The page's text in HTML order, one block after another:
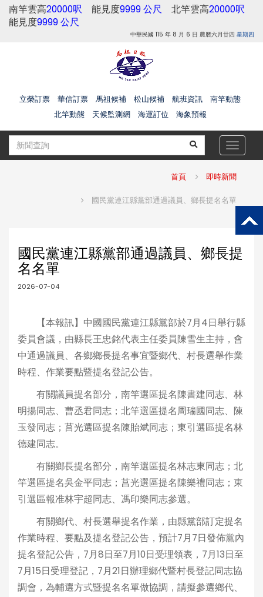
南竿雲高20000呎 能見度9999 公尺 北竿雲高20000呎
能見度9999 公尺
中華民國 115 年 8 月 6 日 農曆六月廿四 星期四
立榮訂票 華信訂票 馬祖候補 松山候補 航班資訊
南竿動態
北竿動態
天候監測網 海運訂位 海象預報
Toggle
首頁 即時新聞
國民黨連江縣黨部通過議員、鄉長提名名單
國民黨連江縣黨部通過議員、鄉長提
名名單
2026-07-04
【本報訊】中國國民黨連江縣黨部於7月4日舉行縣
委員會議，由縣長王忠銘代表主任委員陳雪生主持，會
中通過議員、各鄉鄉長提名事宜暨鄉代、村長選舉作業
時程、作業要點暨提名登記公告。
有關議員提名部分，南竿選區提名陳書建同志、林
明揚同志、曹丞君同志；北竿選區提名周瑞國同志、陳
玉發同志；莒光選區提名陳貽斌同志；東引選區提名林
德建同志。
有關鄉長提名部分，南竿選區提名林志東同志；北
竿選區提名吳金平同志；莒光選區提名陳樂禮同志；東
引選區報准林宇超同志、馮印樂同志參選。
有關鄉代、村長選舉提名作業，由縣黨部訂定提名
作業時程、要點及提名登記公告，預計7月7日發佈黨內
提名登記公告，7月8日至7月10日受理領表，7月13日至
7月15日受理登記，7月21日辦理鄉代暨村長登記同志協
調會，為輔選方式暨提名名單做協調，請擬參選鄉代、